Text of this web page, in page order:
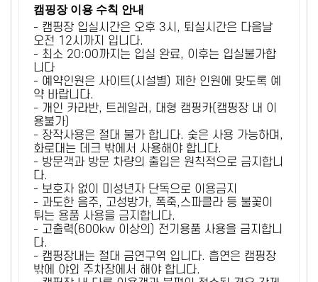
캠핑장 이용 수칙 안내
- 캠핑장 입실시간은 오후 3시, 퇴실시간은 다음날
오전 12시까지 입니다.
- 최소 20:00까지는 입실 완료, 이후는 입실불가합
니다
- 예약인원은 사이트(시설별) 제한 인원에 맞도록 예
약 바랍니다.
- 개인 카라반, 트레일러, 대형 캠핑카(캠핑장 내 이
용불가)
- 장작사용은 절대 불가 합니다. 숯은 사용 가능하며,
화로대는 데크 밖에서 사용해야 합니다.
- 방문객과 방문 차량의 출입은 원칙적으로 금지합니
다.
- 보호자 없이 미성년자 단독으로 이용금지
- 과도한 음주, 고성방가, 폭죽,스파클라 등 불꽃이
튀는 용품 사용을 금지합니다.
- 고출력(600kw 이상의) 전기용품 사용을 금지합니
다.
- 캠핑장내는 절대 금연구역 입니다. 흡연은 캠핑장
밖에 야외 주차장에서 해야 합니다.